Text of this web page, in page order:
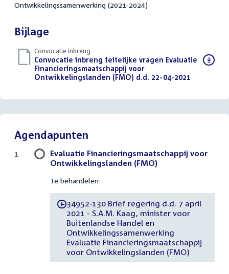
Ontwikkelingssamenwerking (2021-2024)
Bijlage
Convocatie inbreng
Download
bestand:
Convocatie inbreng feitelijke vragen Evaluatie
Financieringsmaatschappij voor
Ontwikkelingslanden (FMO) d.d. 22-04-2021
Agendapunten
Evaluatie Financieringsmaatschappij voor
Ontwikkelingslanden (FMO)
Te behandelen:
-34952-130 Brief regering d.d. 7 april
2021 - S.A.M. Kaag, minister voor
Buitenlandse Handel en
Ontwikkelingssamenwerking
Evaluatie Financieringsmaatschappij
voor Ontwikkelingslanden (FMO)
1